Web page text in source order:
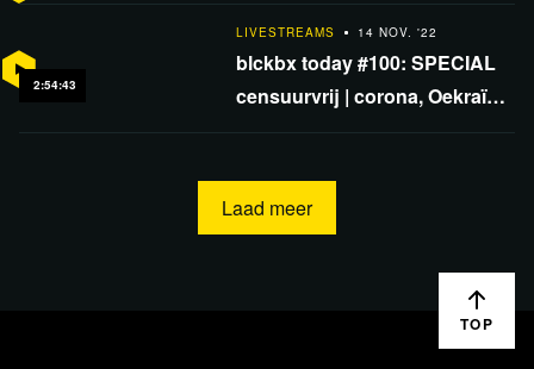
2:54:43
LIVESTREAMS 14 NOV. '22
blckbx today #100: SPECIAL
censuurvrij | corona, Oekraïne,
Laad meer
TOP